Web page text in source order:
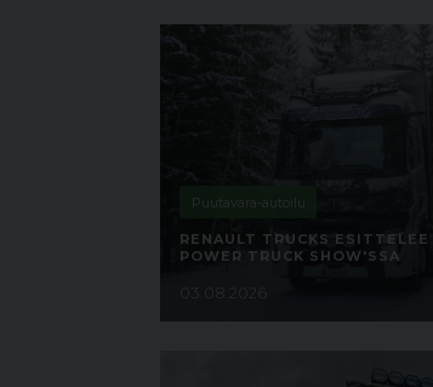
Puutavara-autoilu
RENAULT TRUCKS
POWER TRUCK SHOW'SSA
03.08.2026